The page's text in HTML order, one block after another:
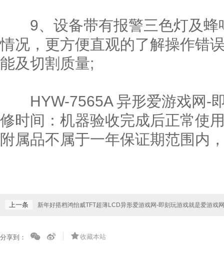
9、设备带有报警三色灯及蜂
情况，更方便直观的了解操作错
能及切割质量;
HYW-7565A 异形爱游戏网-
修时间：机器验收完成后正常使
附属品不属于一年保证期范围内
上一条 新年好搭档鸿怡威TFT超薄LCD异形爱游戏网-即刻玩游戏就是爱游戏网
分享到： 收藏本站